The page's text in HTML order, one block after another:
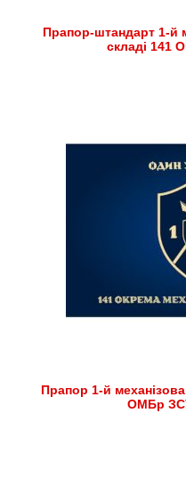
Прапор-штандарт 1-й
складі 141
Прапор 1-й
ОМБр